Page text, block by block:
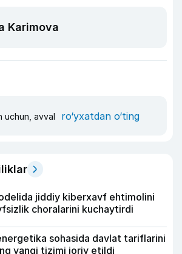
Karimova
uchun, avval ro‘yxatdan o‘ting
jiddiy kiberxavf ehtimolini
choralarini kuchaytirdi
sohasida davlat tariflarini
yangi tizimi joriy etildi